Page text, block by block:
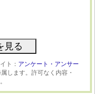
ト： アンケート・アンサー
します。許可なく内容・